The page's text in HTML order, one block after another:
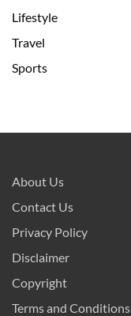
Lifestyle
Travel
Sports
About Us
Contact Us
Privacy Policy
Disclaimer
Copyright
Terms and Conditions